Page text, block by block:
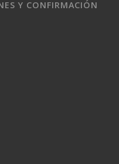
Y CONFIRMACIÓN